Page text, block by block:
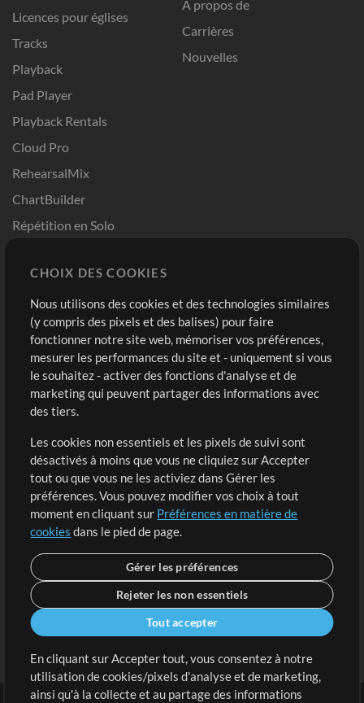
Licences pour églises
Tracks
Playback
Pad Player
Playback Rentals
Cloud Pro
RehearsalMix
ChartBuilder
Répétition en Solo
Modèles ProPresenter
Sons
A propos de
Carrières
Nouvelles
Boutique
Acheter des crédits
Contenu gratuit
Demander les pistes
Extras
Sessions
Soumettre votre contenu
Listes de lecture
Conférence MT
Compte
Connexion
S'inscrire
CHOIX DES COOKIES
Nous utilisons des cookies et des technologies similaires
(y compris des pixels et des balises) pour faire
fonctionner notre site web, mémoriser vos préférences,
mesurer les performances du site et - uniquement si vous
le souhaitez - activer des fonctions d'analyse et de
marketing qui peuvent partager des informations avec
des tiers.
Les cookies non essentiels et les pixels de suivi sont
désactivés à moins que vous ne cliquiez sur Accepter
tout ou que vous ne les activiez dans Gérer les
préférences. Vous pouvez modifier vos choix à tout
moment en cliquant sur Préférences en matière de
cookies dans le pied de page.
Gérer les préférences
Rejeter les non essentiels
Tout accepter
En cliquant sur Accepter tout, vous consentez à notre
utilisation de cookies/pixels d'analyse et de marketing,
ainsi qu'à la collecte et au partage des informations